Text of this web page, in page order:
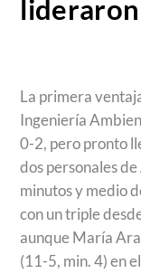
La primera
Ingeniería
0-2, pero pronto
dos personales
minutos y medio
con un triple
aunque María
(11-5, min. 4) en